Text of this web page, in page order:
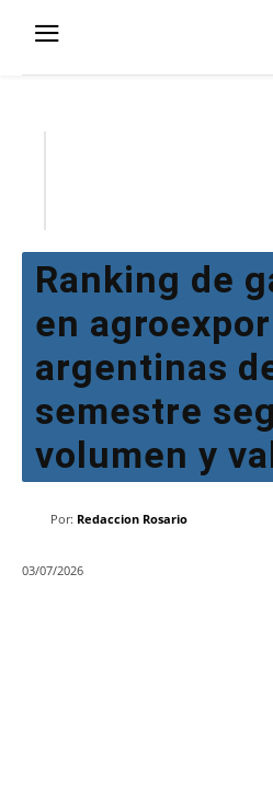
Ranking de
en
argentinas
semestre
volumen y
Por: Redaccion Rosario
03/07/2026